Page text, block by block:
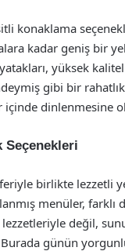
konaklama
kadar geniş bir
yüksek
gibi bir
içinde dinlenmesine
Seçenekleri
birlikte lezzetli
menüler,
değil,
günün